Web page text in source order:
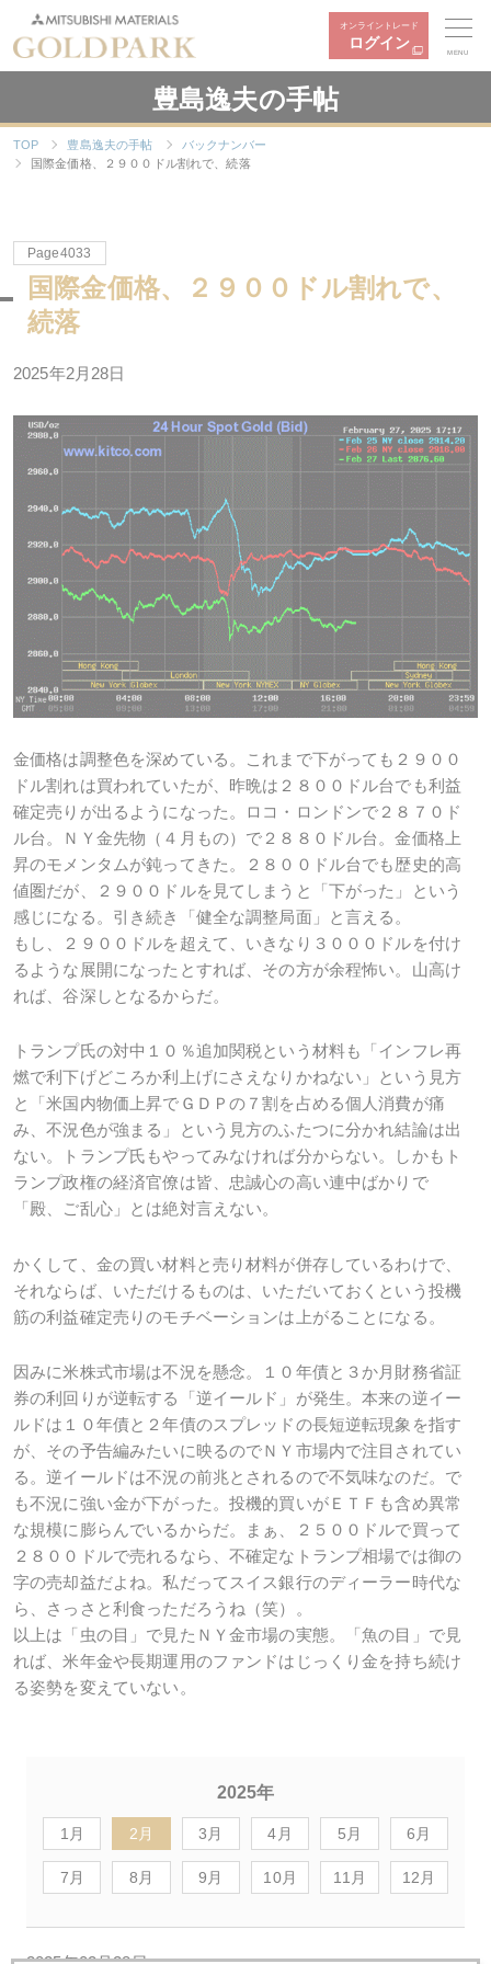
オンライントレード
ログイン
MENU
豊島逸夫の手帖
TOP 豊島逸夫の手帖
バックナンバー
国際金価格、２９００ドル割れで、続落
Page4033
国際金価格、２９００ドル割れで、
続落
2025年2月28日
金価格は調整色を深めている。これまで下がっても２９００
ドル割れは買われていたが、昨晩は２８００ドル台でも利益
確定売りが出るようになった。ロコ・ロンドンで２８７０ド
ル台。ＮＹ金先物（４月もの）で２８８０ドル台。金価格上
昇のモメンタムが鈍ってきた。２８００ドル台でも歴史的高
値圏だが、２９００ドルを見てしまうと「下がった」という
感じになる。引き続き「健全な調整局面」と言える。
もし、２９００ドルを超えて、いきなり３０００ドルを付け
るような展開になったとすれば、その方が余程怖い。山高け
れば、谷深しとなるからだ。
トランプ氏の対中１０％追加関税という材料も「インフレ再
燃で利下げどころか利上げにさえなりかねない」という見方
と「米国内物価上昇でＧＤＰの７割を占める個人消費が痛
み、不況色が強まる」という見方のふたつに分かれ結論は出
ない。トランプ氏もやってみなければ分からない。しかもト
ランプ政権の経済官僚は皆、忠誠心の高い連中ばかりで
「殿、ご乱心」とは絶対言えない。
かくして、金の買い材料と売り材料が併存しているわけで、
それならば、いただけるものは、いただいておくという投機
筋の利益確定売りのモチベーションは上がることになる。
因みに米株式市場は不況を懸念。１０年債と３か月財務省証
券の利回りが逆転する「逆イールド」が発生。本来の逆イー
ルドは１０年債と２年債のスプレッドの長短逆転現象を指す
が、その予告編みたいに映るのでＮＹ市場内で注目されてい
る。逆イールドは不況の前兆とされるので不気味なのだ。で
も不況に強い金が下がった。投機的買いがＥＴＦも含め異常
な規模に膨らんでいるからだ。まぁ、２５００ドルで買って
２８００ドルで売れるなら、不確定なトランプ相場では御の
字の売却益だよね。私だってスイス銀行のディーラー時代な
ら、さっさと利食っただろうね（笑）。
以上は「虫の目」で見たＮＹ金市場の実態。「魚の目」で見
れば、米年金や長期運用のファンドはじっくり金を持ち続け
る姿勢を変えていない。
2025年
1月 2月 3月 4月 5月 6月
7月 8月 9月 10月 11月 12月